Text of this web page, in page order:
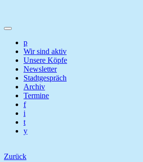
p
Wir sind aktiv
Unsere Köpfe
Newsletter
Stadtgespräch
Archiv
Termine
f
i
t
y
Zurück